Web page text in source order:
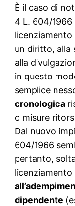
È il caso di
4 L. 604/
licenziamento
un diritto, alla
alla
in questo
semplice
cronologica
o misure
Dal nuovo
604/1966
pertanto,
licenziamento
dipendente